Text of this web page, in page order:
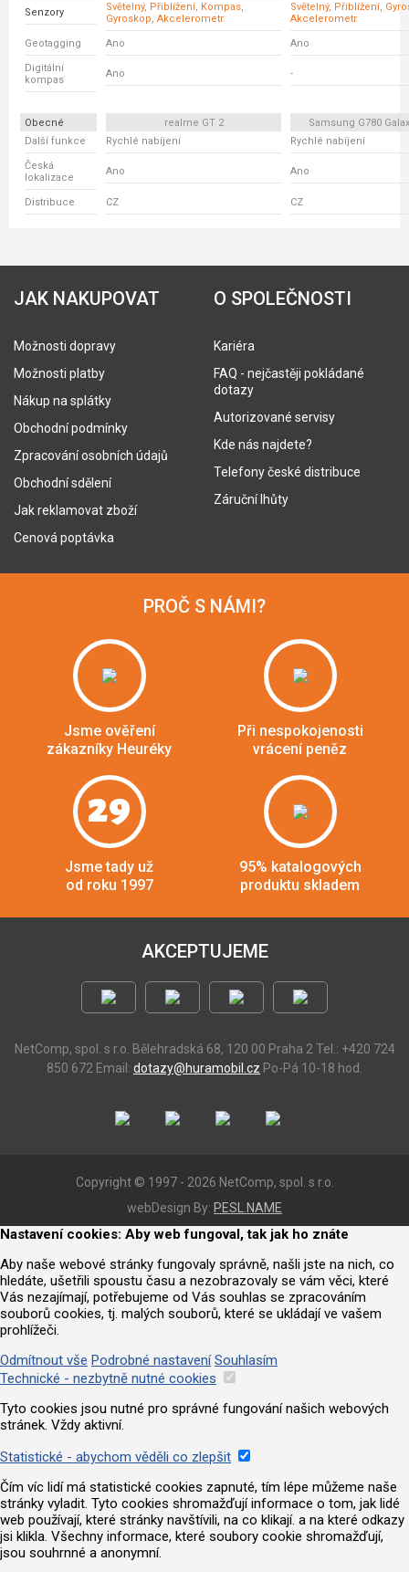
Senzory
Světelný, Přiblížení, Kompas,
Gyroskop, Akcelerometr
Světelný, Přiblížení,
Akcelerometr
Geotagging Ano Ano
Digitální
kompas
Ano -
Obecné realme GT 2
Samsung G780
Další funkce
Rychlé nabíjení Rychlé nabíjení
Česká
lokalizace
Ano Ano
Distribuce CZ CZ
JAK NAKUPOVAT
Možnosti dopravy
Možnosti platby
Nákup na splátky
Obchodní podmínky
Zpracování osobních údajů
Obchodní sdělení
Jak reklamovat zboží
Cenová poptávka
O SPOLEČNOSTI
Kariéra
FAQ - nejčastěji pokládané
dotazy
Autorizované servisy
Kde nás najdete?
Telefony české distribuce
Záruční lhůty
PROČ S NÁMI?
Jsme ověření
zákazníky Heuréky
Při nespokojenosti
vrácení peněz
29
Jsme tady už
od roku 1997
95% katalogových
produktu skladem
AKCEPTUJEME
NetComp, spol. s r.o. Bělehradská 68, 120 00 Praha 2 Tel.: +420 724
850 672 Email: dotazy@huramobil.cz Po-Pá 10-18 hod.
Copyright © 1997 - 2026 NetComp, spol. s r.o.
webDesign By: PESL.NAME
Nastavení cookies: Aby web fungoval, tak jak ho znáte
Aby naše webové stránky fungovaly správně, našli jste na nich, co
hledáte, ušetřili spoustu času a nezobrazovaly se vám věci, které
Vás nezajímají, potřebujeme od Vás souhlas se zpracováním
souborů cookies, tj. malých souborů, které se ukládají ve vašem
prohlížeči.
Odmítnout vše Podrobné nastavení Souhlasím
Technické - nezbytně nutné cookies
Tyto cookies jsou nutné pro správné fungování našich webových
stránek. Vždy aktivní.
Statistické - abychom věděli co zlepšit
Čím víc lidí má statistické cookies zapnuté, tím lépe můžeme naše
stránky vyladit. Tyto cookies shromažďují informace o tom, jak lidé
web používají, které stránky navštívili, na co klikají. a na které odkazy
jsi klikla. Všechny informace, které soubory cookie shromažďují,
jsou souhrnné a anonymní.